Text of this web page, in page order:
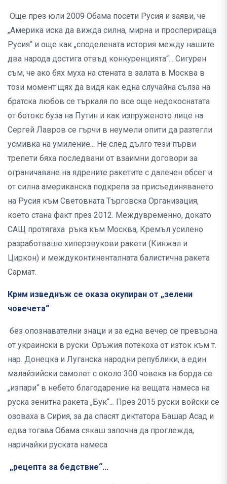
Още през юли 2009 Обама посети Русия и заяви, че
„Америка иска да вижда силна, мирна и просперираща
Русия“ и още как „споделената история между нашите
два народа достига отвъд конкуренцията“... Сигурен
съм, че ако бях муха на стената в залата в Москва в
този момент щях да видя как една случайна сълза на
братска любов се търкаля по все още недокоснатата
от ботокс буза на Путин и как изпруженото лице на
Сергей Лавров се гърчи в неумели опити да разтегли
усмивка на умиление... Не след дълго тези първи
трепети бяха последвани от взаимни договори за
ограничаване на ядрените ракетите с далечен обсег и
от силна американска подкрепа за присъединяването
на Русия към Световната Търговска Организация,
което стана факт през 2012. Междувременно, докато
САЩ протягаха ръка към Москва, Кремъл усилено
разработваше хиперзвукови ракети (Кинжал и
Циркон) и междуконтиненталната балистична ракета
Сармат.
Крим изведнъж се оказа окупиран от „зелени
човечета“
без опознавателни знаци и за една вечер се превърна
от украински в руски. Оръжия потекоха от изток към т.
нар. Донецка и Луганска народни републики, а един
малайзийски самолет с около 300 човека на борда се
„изпари“ в небето благодарение на вещата намеса на
руска зенитна ракета „Бук“... През 2015 руски войски се
озоваха в Сирия, за да спасят диктатора Башар Асад и
едва тогава Обама сякаш започна да проглежда,
наричайки руската намеса
„рецепта за бедствие“...